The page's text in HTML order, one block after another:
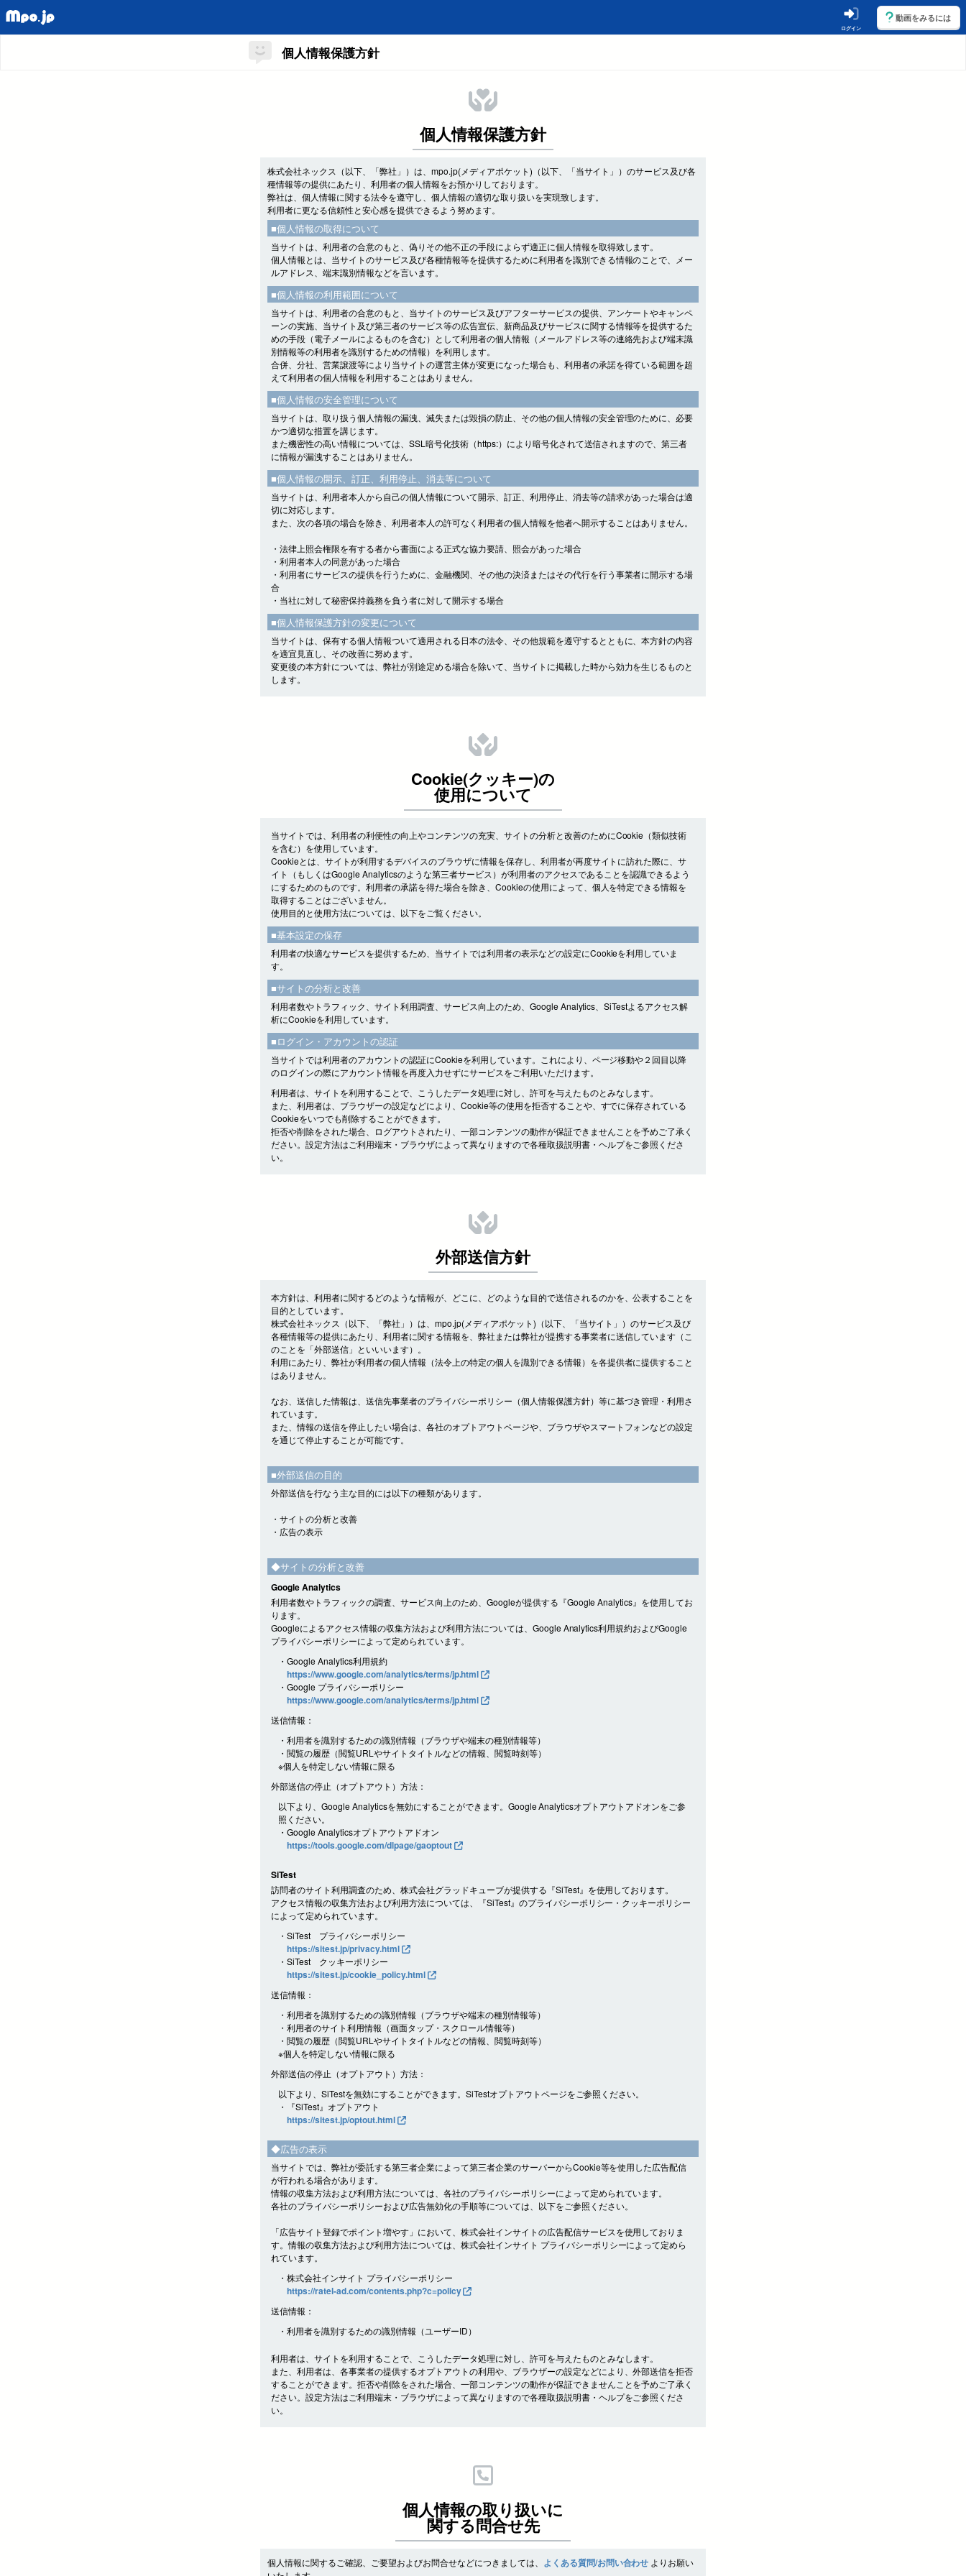
ログイン
動画をみるには
個人情報保護方針
個人情報保護方針
株式会社ネックス（以下、「弊社」）は、mpo.jp(メディアポケット)（以下、「当サイト」）のサービス及び各
種情報等の提供にあたり、利用者の個人情報をお預かりしております。
弊社は、個人情報に関する法令を遵守し、個人情報の適切な取り扱いを実現致します。
利用者に更なる信頼性と安心感を提供できるよう努めます。
■個人情報の取得について
当サイトは、利用者の合意のもと、偽りその他不正の手段によらず適正に個人情報を取得致します。
個人情報とは、当サイトのサービス及び各種情報等を提供するために利用者を識別できる情報のことで、メー
ルアドレス、端末識別情報などを言います。
■個人情報の利用範囲について
当サイトは、利用者の合意のもと、当サイトのサービス及びアフターサービスの提供、アンケートやキャンペ
ーンの実施、当サイト及び第三者のサービス等の広告宣伝、新商品及びサービスに関する情報等を提供するた
めの手段（電子メールによるものを含む）として利用者の個人情報（メールアドレス等の連絡先および端末識
別情報等の利用者を識別するための情報）を利用します。
合併、分社、営業譲渡等により当サイトの運営主体が変更になった場合も、利用者の承諾を得ている範囲を超
えて利用者の個人情報を利用することはありません。
■個人情報の安全管理について
当サイトは、取り扱う個人情報の漏洩、滅失または毀損の防止、その他の個人情報の安全管理のために、必要
かつ適切な措置を講じます。
また機密性の高い情報については、SSL暗号化技術（https:）により暗号化されて送信されますので、第三者
に情報が漏洩することはありません。
■個人情報の開示、訂正、利用停止、消去等について
当サイトは、利用者本人から自己の個人情報について開示、訂正、利用停止、消去等の請求があった場合は適
切に対応します。
また、次の各項の場合を除き、利用者本人の許可なく利用者の個人情報を他者へ開示することはありません。
・法律上照会権限を有する者から書面による正式な協力要請、照会があった場合
・利用者本人の同意があった場合
・利用者にサービスの提供を行うために、金融機関、その他の決済またはその代行を行う事業者に開示する場
合
・当社に対して秘密保持義務を負う者に対して開示する場合
■個人情報保護方針の変更について
当サイトは、保有する個人情報ついて適用される日本の法令、その他規範を遵守するとともに、本方針の内容
を適宜見直し、その改善に努めます。
変更後の本方針については、弊社が別途定める場合を除いて、当サイトに掲載した時から効力を生じるものと
します。
Cookie(クッキー)の
使用について
当サイトでは、利用者の利便性の向上やコンテンツの充実、サイトの分析と改善のためにCookie（類似技術
を含む）を使用しています。
Cookieとは、サイトが利用するデバイスのブラウザに情報を保存し、利用者が再度サイトに訪れた際に、サ
イト（もしくはGoogle Analyticsのような第三者サービス）が利用者のアクセスであることを認識できるよう
にするためのものです。利用者の承諾を得た場合を除き、Cookieの使用によって、個人を特定できる情報を
取得することはございません。
使用目的と使用方法については、以下をご覧ください。
■基本設定の保存
利用者の快適なサービスを提供するため、当サイトでは利用者の表示などの設定にCookieを利用していま
す。
■サイトの分析と改善
利用者数やトラフィック、サイト利用調査、サービス向上のため、Google Analytics、SiTestよるアクセス解
析にCookieを利用しています。
■ログイン・アカウントの認証
当サイトでは利用者のアカウントの認証にCookieを利用しています。これにより、ページ移動や２回目以降
のログインの際にアカウント情報を再度入力せずにサービスをご利用いただけます。
利用者は、サイトを利用することで、こうしたデータ処理に対し、許可を与えたものとみなします。
また、利用者は、ブラウザーの設定などにより、Cookie等の使用を拒否することや、すでに保存されている
Cookieをいつでも削除することができます。
拒否や削除をされた場合、ログアウトされたり、一部コンテンツの動作が保証できませんことを予めご了承く
ださい。設定方法はご利用端末・ブラウザによって異なりますので各種取扱説明書・ヘルプをご参照くださ
い。
外部送信方針
本方針は、利用者に関するどのような情報が、どこに、どのような目的で送信されるのかを、公表することを
目的としています。
株式会社ネックス（以下、「弊社」）は、mpo.jp(メディアポケット)（以下、「当サイト」）のサービス及び
各種情報等の提供にあたり、利用者に関する情報を、弊社または弊社が提携する事業者に送信しています（こ
のことを「外部送信」といいいます）。
利用にあたり、弊社が利用者の個人情報（法令上の特定の個人を識別できる情報）を各提供者に提供すること
はありません。
なお、送信した情報は、送信先事業者のプライバシーポリシー（個人情報保護方針）等に基づき管理・利用さ
れています。
また、情報の送信を停止したい場合は、各社のオプトアウトページや、ブラウザやスマートフォンなどの設定
を通じて停止することが可能です。
■外部送信の目的
外部送信を行なう主な目的には以下の種類があります。
・サイトの分析と改善
・広告の表示
◆サイトの分析と改善
Google Analytics
利用者数やトラフィックの調査、サービス向上のため、Googleが提供する『Google Analytics』を使用してお
ります。
Googleによるアクセス情報の収集方法および利用方法については、Google Analytics利用規約およびGoogle
プライバシーポリシーによって定められています。
・Google Analytics利用規約
https://www.google.com/analytics/terms/jp.html
・Google プライバシーポリシー
https://www.google.com/analytics/terms/jp.html
送信情報：
・利用者を識別するための識別情報（ブラウザや端末の種別情報等）
・閲覧の履歴（閲覧URLやサイトタイトルなどの情報、閲覧時刻等）
※個人を特定しない情報に限る
外部送信の停止（オプトアウト）方法：
以下より、Google Analyticsを無効にすることができます。Google Analyticsオプトアウトアドオンをご参
照ください。
・Google Analyticsオプトアウトアドオン
https://tools.google.com/dlpage/gaoptout
SiTest
訪問者のサイト利用調査のため、株式会社グラッドキューブが提供する『SiTest』を使用しております。
アクセス情報の収集方法および利用方法については、『SiTest』のプライバシーポリシー・クッキーポリシー
によって定められています。
・SiTest プライバシーポリシー
https://sitest.jp/privacy.html
・SiTest クッキーポリシー
https://sitest.jp/cookie_policy.html
送信情報：
・利用者を識別するための識別情報（ブラウザや端末の種別情報等）
・利用者のサイト利用情報（画面タップ・スクロール情報等）
・閲覧の履歴（閲覧URLやサイトタイトルなどの情報、閲覧時刻等）
※個人を特定しない情報に限る
外部送信の停止（オプトアウト）方法：
以下より、SiTestを無効にすることができます。SiTestオプトアウトページをご参照ください。
・『SiTest』オプトアウト
https://sitest.jp/optout.html
◆広告の表示
当サイトでは、弊社が委託する第三者企業によって第三者企業のサーバーからCookie等を使用した広告配信
が行われる場合があります。
情報の収集方法および利用方法については、各社のプライバシーポリシーによって定められています。
各社のプライバシーポリシーおよび広告無効化の手順等については、以下をご参照ください。
「広告サイト登録でポイント増やす」において、株式会社インサイトの広告配信サービスを使用しておりま
す。情報の収集方法および利用方法については、株式会社インサイト プライバシーポリシーによって定めら
れています。
・株式会社インサイト プライバシーポリシー
https://ratel-ad.com/contents.php?c=policy
送信情報：
・利用者を識別するための識別情報（ユーザーID）
利用者は、サイトを利用することで、こうしたデータ処理に対し、許可を与えたものとみなします。
また、利用者は、各事業者の提供するオプトアウトの利用や、ブラウザーの設定などにより、外部送信を拒否
することができます。拒否や削除をされた場合、一部コンテンツの動作が保証できませんことを予めご了承く
ださい。設定方法はご利用端末・ブラウザによって異なりますので各種取扱説明書・ヘルプをご参照くださ
い。
個人情報の取り扱いに
関する問合せ先
個人情報に関するご確認、ご要望およびお問合せなどにつきましては、 よくある質問/お問い合わせ よりお願い